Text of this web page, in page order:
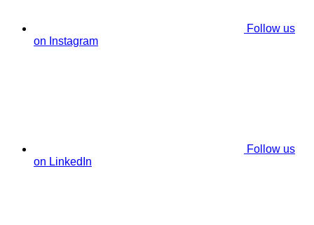
Follow us
on Instagram
Follow us
on LinkedIn